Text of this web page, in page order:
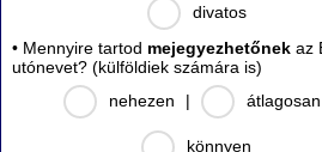
divatos
• Mennyire tartod mejegyezhetőnek az
utónevet? (külföldiek számára is)
nehezen
| átlagosan
könnyen